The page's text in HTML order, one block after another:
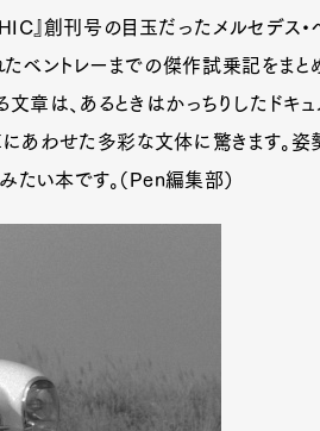
』創刊号の目玉だったメルセデス・
ベントレーまでの傑作試乗記をまと
章は、あるときはかっちりしたドキュ
あわせた多彩な文体に驚きます。姿
たい本です。（Pen編集部）